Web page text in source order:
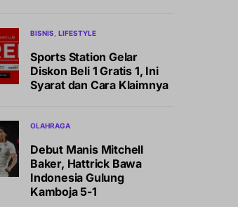
BISNIS LIFESTYLE
Sports Station Gelar
Diskon Beli 1 Gratis 1, Ini
Syarat dan Cara Klaimnya
OLAHRAGA
Debut Manis Mitchell
Baker, Hattrick Bawa
Indonesia Gulung
Kamboja 5-1